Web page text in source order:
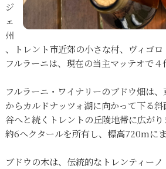
ジ
ェ
州
、トレント市近郊の小さな村、ヴィゴ
フルラーニは、現在の当主マッテオで４
フルラーニ・ワイナリーのブドウ畑は
からカルドナッツォ湖に向かって下る
谷へと続くトレントの丘陵地帯に広がり
約6ヘクタールを所有し、標高720mにま
ブドウの木は、伝統的なトレンティー